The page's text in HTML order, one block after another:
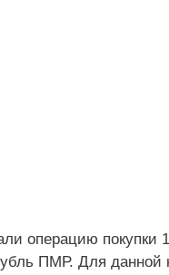
операцию покупки
ПМР. Для данной